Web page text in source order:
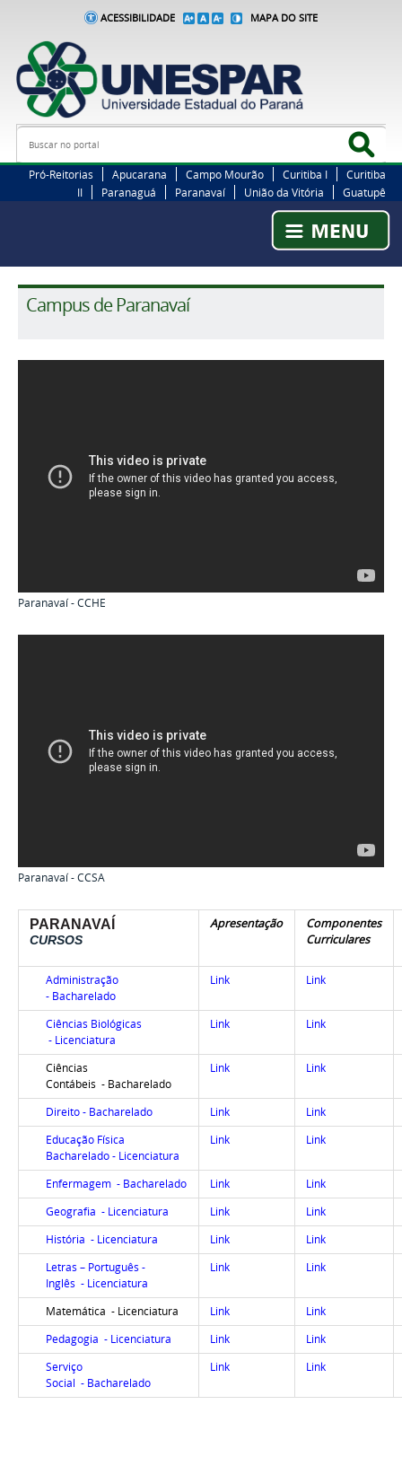
ACESSIBILIDADE MAPA DO SITE
Busca
Pró-Reitorias Apucarana Campo Mourão Curitiba I
Curitiba
II
Paranaguá Paranavaí União da Vitória Guatupê
Campus de Paranavaí
Paranavaí - CCHE
Paranavaí - CCSA
PARANAVAÍ
CURSOS
Apresentação
Componentes
Curriculares
Administração
- Bacharelado
Link Link
Ciências Biológicas
- Licenciatura
Link Link
Ciências
Contábeis - Bacharelado
Link Link
Direito - Bacharelado Link
Link
Educação Física
Bacharelado - Licenciatura
Link Link
Enfermagem - Bacharelado Link
Link
Geografia - Licenciatura
Link
Link
História - Licenciatura
Link
Link
Letras – Português -
Inglês - Licenciatura
Link Link
Matemática - Licenciatura Link
Link
Pedagogia - Licenciatura
Link
Link
Serviço
Social - Bacharelado
Link Link